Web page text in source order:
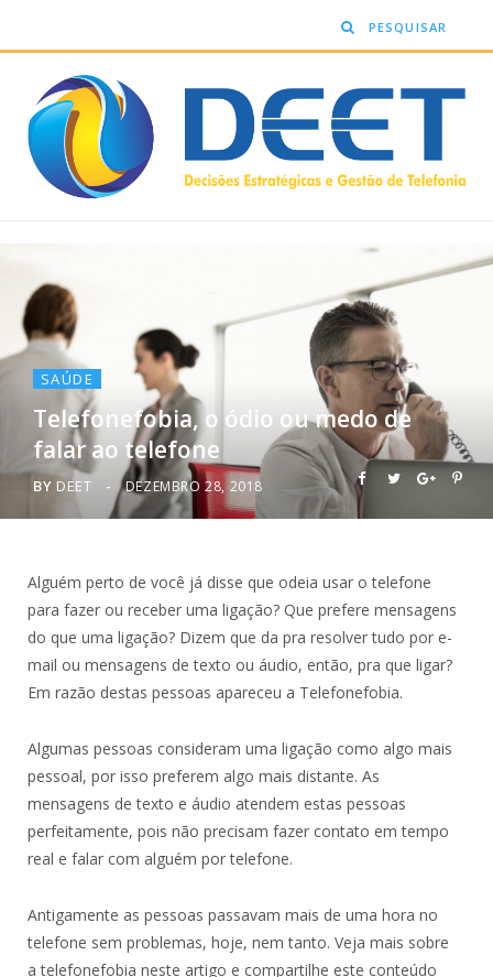
SAÚDE
Telefonefobia, o ódio ou medo de
falar ao telefone
BY DEET DEZEMBRO 28, 2018
Alguém perto de você já disse que odeia usar o telefone
para fazer ou receber uma ligação? Que prefere mensagens
do que uma ligação? Dizem que da pra resolver tudo por e-
mail ou mensagens de texto ou áudio, então, pra que ligar?
Em razão destas pessoas apareceu a Telefonefobia.
Algumas pessoas consideram uma ligação como algo mais
pessoal, por isso preferem algo mais distante. As
mensagens de texto e áudio atendem estas pessoas
perfeitamente, pois não precisam fazer contato em tempo
real e falar com alguém por telefone.
Antigamente as pessoas passavam mais de uma hora no
telefone sem problemas, hoje, nem tanto. Veja mais sobre
a telefonefobia neste artigo e compartilhe este conteúdo